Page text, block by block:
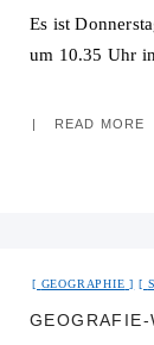
Es ist
um 10.35 Uhr
READ MORE
GEOGRAPHIE